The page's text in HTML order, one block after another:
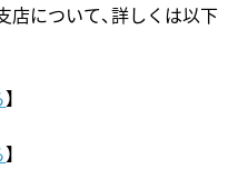
について、詳しくは以下
】
】